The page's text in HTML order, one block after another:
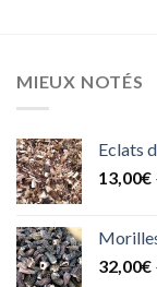
MIEUX NOTÉS
Eclats
13,00€
32,00€